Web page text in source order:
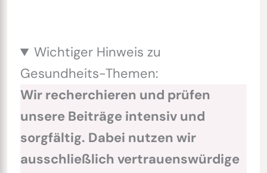
Wichtiger Hinweis zu
Gesundheits-Themen:
Wir recherchieren und prüfen
unsere Beiträge intensiv und
sorgfältig. Dabei nutzen wir
ausschließlich vertrauenswürdige